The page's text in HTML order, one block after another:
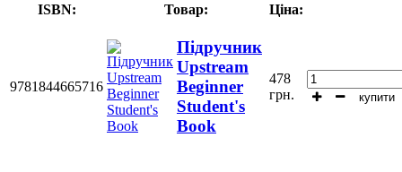
ISBN: Товар: Ціна:
9781844665716
Підручник
Upstream
Beginner
Student's
Book
478
грн.
купити